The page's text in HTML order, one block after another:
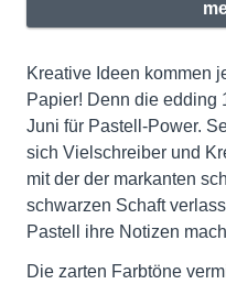
Kreative Ideen kommen
Papier! Denn die edding
Juni für Pastell-Power.
sich Vielschreiber und
mit der der markanten
schwarzen Schaft
Pastell ihre Notizen
Die zarten Farbtöne